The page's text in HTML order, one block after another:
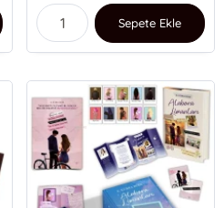
Sepete Ekle